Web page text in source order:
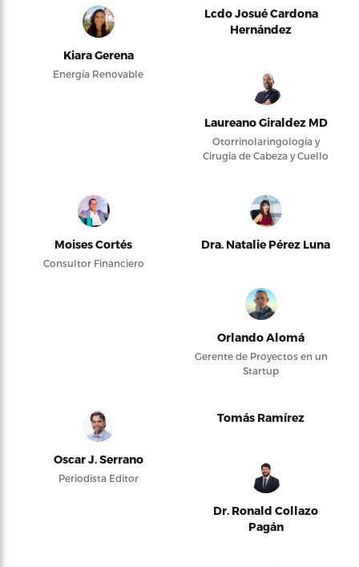
Kiara Gerena
Energía Renovable
Lcdo Josué Cardona
Hernández
Laureano Giraldez MD
Otorrinolaringología y
Cirugía de Cabeza y Cuello
Moises Cortés
Consultor Financiero
Dra. Natalie Pérez Luna
Orlando Alomá
Gerente de Proyectos en un
Startup
Oscar J. Serrano
Periodista Editor
Tomás Ramírez
Dr. Ronald Collazo
Pagán